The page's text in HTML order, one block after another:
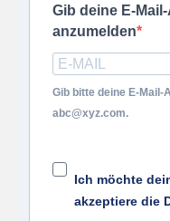
Gib deine E-
anzumelden
Gib bitte deine E-Mail-
abc@xyz.com.
Ich möchte
akzeptiere die